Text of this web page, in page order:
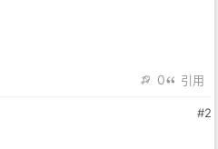
0 引用
#2